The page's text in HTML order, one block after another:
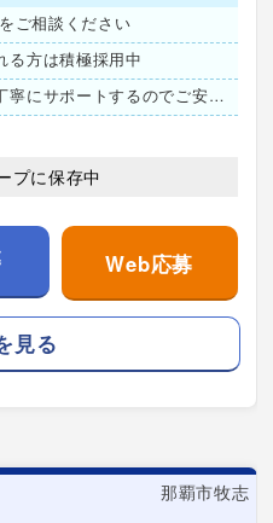
ご相談ください
方は積極採用中
★分からないことは、丁寧にサポートするのでご安心ください♪
プに保存中
Web応募
見る
那覇市牧志